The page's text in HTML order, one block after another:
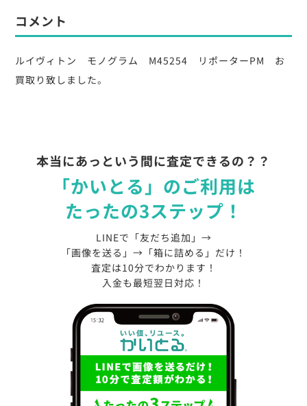
コメント
ルイヴィトン モノグラム M45254 リポーターPM お
買取り致しました。
本当にあっという間に査定できるの？？
「かいとる」のご利用は
たったの3ステップ！
LINEで「友だち追加」→
「画像を送る」→「箱に詰める」だけ！
査定は10分でわかります！
入金も最短翌日対応！